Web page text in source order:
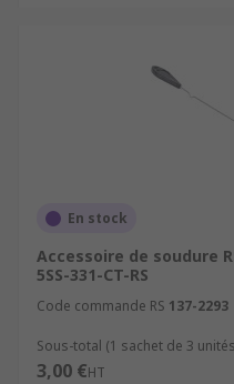
En stock
Accessoire de soudure
5SS-331-CT-RS
Code commande RS 137-2293
Sous-total (1 sachet de 3
3,00 €HT